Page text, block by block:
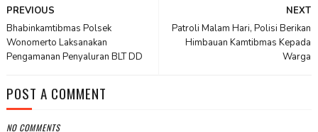
NEXT
Patroli Malam Hari, Polisi Berikan
Himbauan Kamtibmas Kepada
Warga
PREVIOUS
Bhabinkamtibmas Polsek
Wonomerto Laksanakan
Pengamanan Penyaluran BLT DD
POST A COMMENT
NO COMMENTS